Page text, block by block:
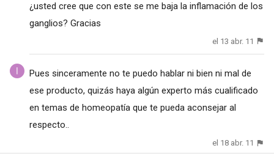
¿usted cree que con este se me baja la inflamación de los
ganglios? Gracias
el 13 abr. 11
Pues sinceramente no te puedo hablar ni bien ni mal de
ese producto, quizás haya algún experto más cualificado
en temas de homeopatía que te pueda aconsejar al
respecto..
el 18 abr. 11